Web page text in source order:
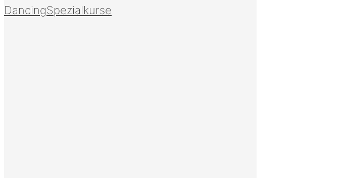
DancingSpezialkurse